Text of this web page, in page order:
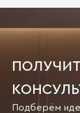
Подберём